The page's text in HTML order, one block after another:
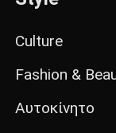
Culture
Fashion &
Αυτοκίνητο